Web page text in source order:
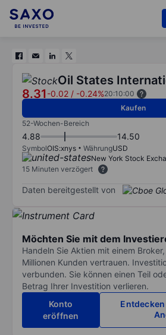
Oil States
8.31-0.02 / -0.24%20:10:00
Kaufen
52-Wochen-Bereich
4.88 14.50
SymbolOIS:xnys WährungUSD
New York Stock
15 Minuten verzögert
Daten bereitgestellt von
Möchten Sie mit dem
Handeln Sie Aktien mit einem
Millionen Kunden vertrauen.
verbunden. Sie können einen Teil
Betrag Ihrer Investition verlieren.
Konto
eröffnen